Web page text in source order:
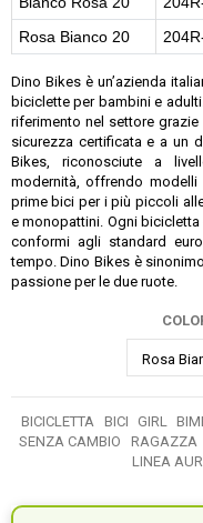
Rosa Bianco 20
Dino Bikes è un’azienda
biciclette per bambini e
riferimento nel settore
sicurezza certificata e a un
Bikes, riconosciute a
modernità, offrendo
prime bici per i più piccoli
e monopattini. Ogni
conformi agli standard
tempo. Dino Bikes è
passione per le due ruote.
BICICLETTA BICI GIRL
SENZA CAMBIO
RAGAZZA
LINEA